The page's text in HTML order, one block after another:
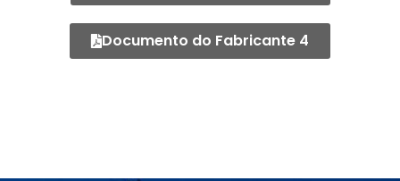
Documento do Fabricante 4